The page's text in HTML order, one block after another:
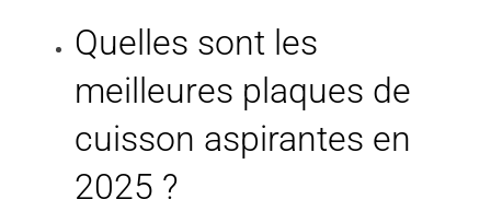
Quelles sont les
meilleures plaques de
cuisson aspirantes en
2025 ?